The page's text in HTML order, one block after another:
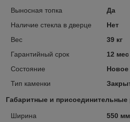
Выносная топка
Да
Наличие стекла в дверце
Нет
Вес
39 кг
Гарантийный срок
12 мес
Состояние
Новое
Тип каменки
Габаритные и
Ширина
550 мм